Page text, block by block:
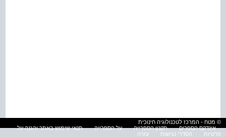
© מטח - המרכז לטכנולוגיה חינוכית
אינדקס הספרים
תקנון הספרייה על הספרייה
תנאי שימוש באתר והגנה על
פרטיות
הסדרי נגישות עזרה